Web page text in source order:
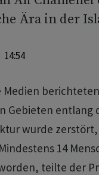
Ära in der
14:54
Medien
Gebieten entlang
wurde
14
teilte der